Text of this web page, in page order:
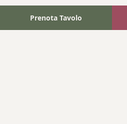
Prenota Tavolo